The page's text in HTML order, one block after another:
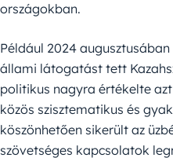
országokban.
Például 2024
állami látogatást tett
politikus nagyra értékelte
közös szisztematikus és
köszönhetően sikerült az
szövetséges kapcsolatok